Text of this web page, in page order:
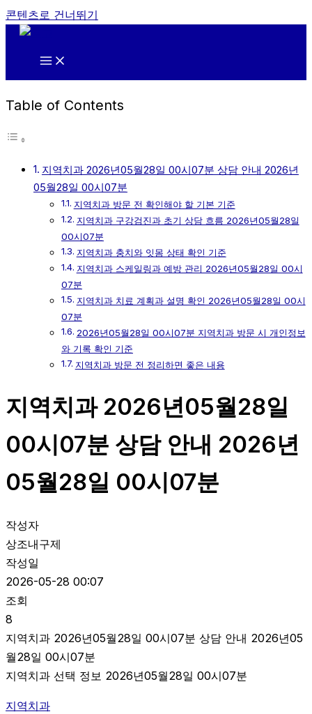
콘텐츠로 건너뛰기
Table of Contents
지역치과 2026년05월28일 00시07분 상담 안내 2026년
05월28일 00시07분
지역치과 방문 전 확인해야 할 기본 기준
지역치과 구강검진과 초기 상담 흐름 2026년05월28일
00시07분
지역치과 충치와 잇몸 상태 확인 기준
지역치과 스케일링과 예방 관리 2026년05월28일 00시
07분
지역치과 치료 계획과 설명 확인 2026년05월28일 00시
07분
2026년05월28일 00시07분 지역치과 방문 시 개인정보
와 기록 확인 기준
지역치과 방문 전 정리하면 좋은 내용
지역치과 2026년05월28일
00시07분 상담 안내 2026년
05월28일 00시07분
작성자
상조내구제
작성일
2026-05-28 00:07
조회
8
지역치과 2026년05월28일 00시07분 상담 안내 2026년05
월28일 00시07분
지역치과 선택 정보 2026년05월28일 00시07분
지역치과